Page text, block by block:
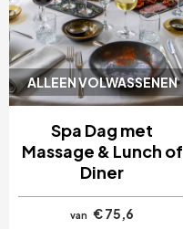
ALLEEN VOLWASSENEN
Spa Dag met
Massage & Lunch of
Diner
van
€ 75,6